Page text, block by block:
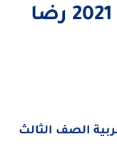
الصف الثالث الثانوى 2021 رضا
الصف الثالث